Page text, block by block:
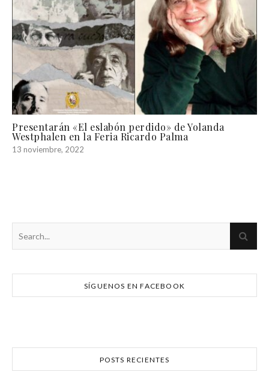
Presentarán «El eslabón perdido» de Yolanda
Westphalen en la Feria Ricardo Palma
13 noviembre, 2022
SÍGUENOS EN FACEBOOK
POSTS RECIENTES